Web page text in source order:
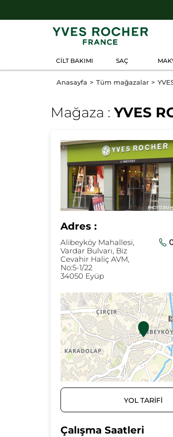
CİLT BAKIMI SAÇ
Anasayfa Tüm mağazalar
Mağaza :YVES
Adres :
Alibeyköy Mahallesi,
Vardar Bulvarı, Biz
Cevahir Haliç AVM,
No:5-1/22
34050 Eyüp
YOL TARİFİ
Çalışma Saatleri